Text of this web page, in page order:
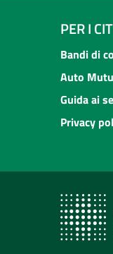
PER I
Bandi di
Auto
Guida ai
Privacy